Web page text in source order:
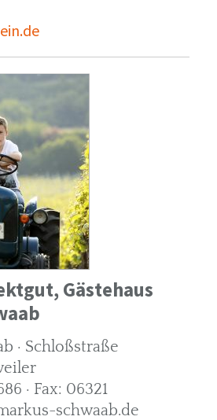
Gästehaus
· Schloßstraße
· Fax: 06321
schwaab.de